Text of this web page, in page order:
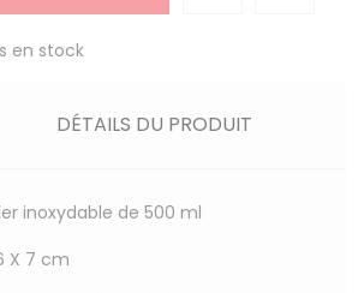
en stock
DÉTAILS DU PRODUIT
inoxydable de 500 ml
X 7 cm